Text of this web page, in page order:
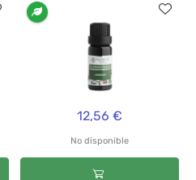
12,56 €
No disponible